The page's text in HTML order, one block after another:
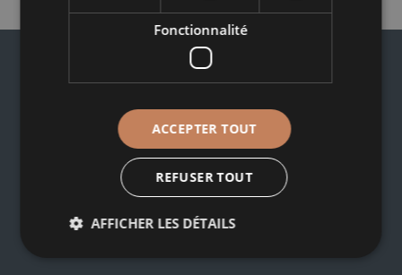
42, Route de Bischwiller
67620 SOUFFLENHEIM
03 88 05 74 74
Fonctionnalité
ACCEPTER TOUT
REFUSER TOUT
AFFICHER LES DÉTAILS